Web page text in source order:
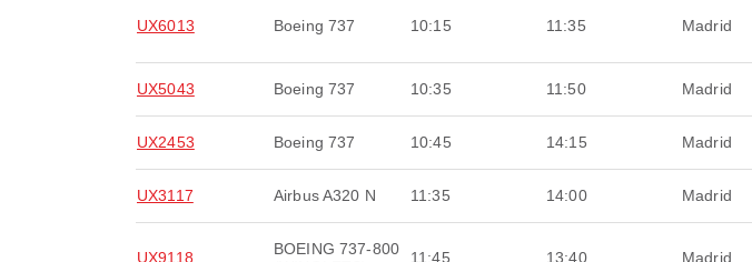
UX6013 Boeing 737 10:15 11:35 Madrid
UX5043 Boeing 737 10:35 11:50 Madrid
UX2453 Boeing 737 10:45 14:15 Madrid
UX3117 Airbus A320 N 11:35 14:00 Madrid
UX9118
BOEING 737-800
11:45 13:40 Madrid